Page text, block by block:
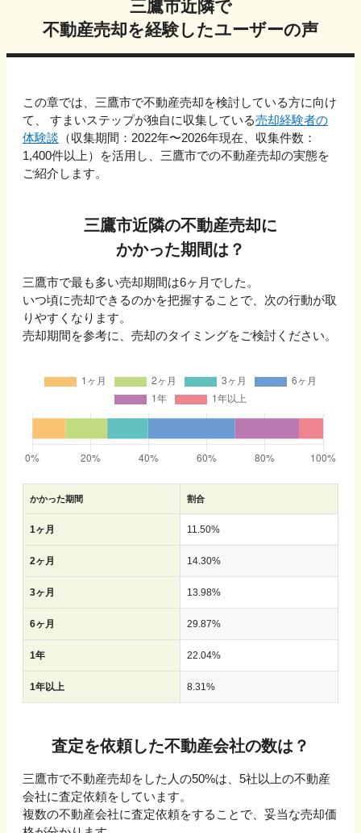
三鷹市近隣で
不動産売却を経験したユーザーの声
この章では、 三鷹市で不動産売却を検討している方に向け
て、 すまいステップが独自に収集している売却経験者の
体験談 （収集期間：2022年〜2026年現在、収集件数：
1,400件以上）を活用し、 三鷹市での不動産売却の実態を
ご紹介します。
三鷹市近隣の不動産売却に
かかった期間は？
三鷹市で最も多い売却期間は6ヶ月 でした。
いつ頃に売却できるのかを把握することで、次の行動が取
りやすくなります。
売却期間を参考に、売却のタイミングをご検討ください。
かかった期間 割合
1ヶ月 11.50%
2ヶ月 14.30%
3ヶ月 13.98%
6ヶ月 29.87%
1年 22.04%
1年以上 8.31%
査定を依頼した不動産会社の数は？
三鷹市で不動産売却をした人の50%は、 5社以上の不動産
会社に査定依頼をしています。
複数の不動産会社に査定依頼をすることで、妥当な売却価